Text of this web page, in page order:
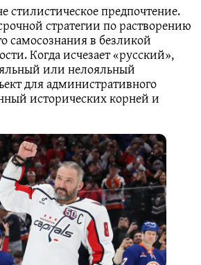
стилистическое предпочтение.
стратегии по растворению
самосознания в безликой
Когда исчезает «русский»,
или нелояльный
для административного
исторических корней и